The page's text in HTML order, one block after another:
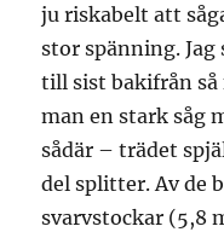
ju riskabelt att
stor spänning.
till sist bakifrån så
man en stark såg
sådär – trädet
del splitter. Av de
svarvstockar (5,8